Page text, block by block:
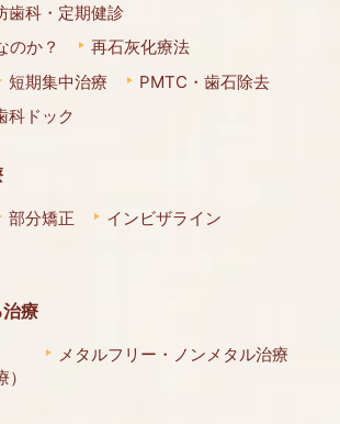
歯科・定期健診
のか？
再石灰化療法
短期集中治療
PMTC・歯石除去
科ドック
部分矯正
インビザライン
療
メタルフリー・ノンメタル治療